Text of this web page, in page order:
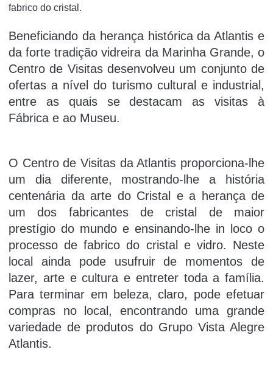
fabrico do cristal.
Beneficiando da herança histórica da Atlantis e
da forte tradição vidreira da Marinha Grande, o
Centro de Visitas desenvolveu um conjunto de
ofertas a nível do turismo cultural e industrial,
entre as quais se destacam as visitas à
Fábrica e ao Museu.
O Centro de Visitas da Atlantis proporciona-lhe
um dia diferente, mostrando-lhe a história
centenária da arte do Cristal e a herança de
um dos fabricantes de cristal de maior
prestígio do mundo e ensinando-lhe in loco o
processo de fabrico do cristal e vidro. Neste
local ainda pode usufruir de momentos de
lazer, arte e cultura e entreter toda a família.
Para terminar em beleza, claro, pode efetuar
compras no local, encontrando uma grande
variedade de produtos do Grupo Vista Alegre
Atlantis.